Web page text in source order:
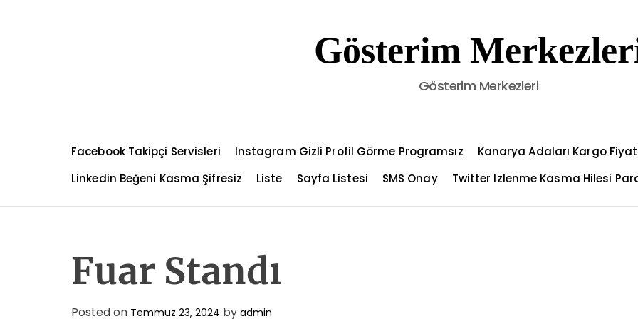
t
Gösterim
Gösterim Merkezleri
Facebook Takipçi Servisleri Instagram Gizli Profil Görme Programsız
Kanarya Adaları Kargo
Linkedin Beğeni Kasma Şifresiz
Liste Sayfa Listesi SMS Onay Twitter Izlenme Kasma Hilesi
Fuar Standı
Posted on Temmuz 23, 2024 by admin